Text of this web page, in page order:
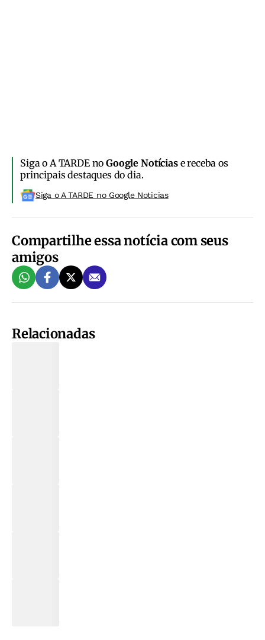
Siga o A TARDE noGoogle Notíciase receba os
principais destaques do dia.
Siga o A TARDE no Google Noticias
Compartilhe essa notícia com seus
amigos
Relacionadas